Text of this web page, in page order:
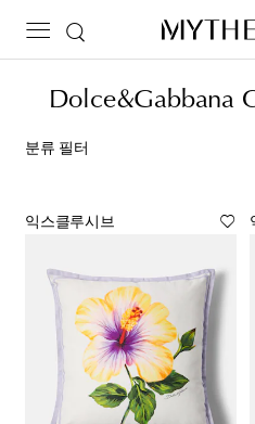
Dolce&Gabbana
분류 필터
익스클루시브